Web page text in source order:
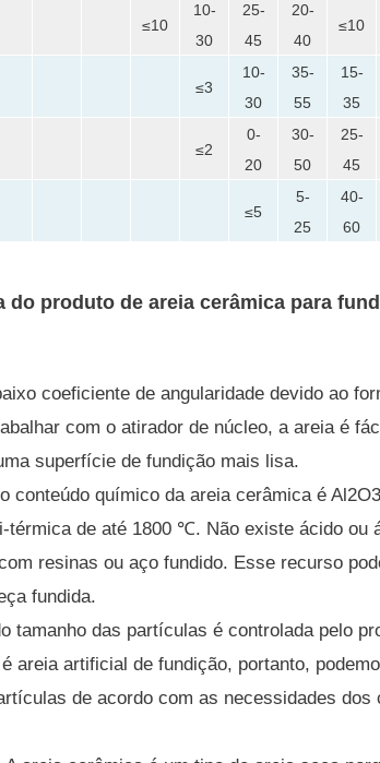
≤10
10-
30
25-
45
20-
40
≤10
≤3
10-
30
35-
55
15-
35
≤2
0-
20
30-
50
25-
45
≤5
5-
25
40-
60
do produto de areia cerâmica para
coeficiente de angularidade devido ao
com o atirador de núcleo, a areia é
superfície de fundição mais lisa.
conteúdo químico da areia cerâmica é
térmica de até 1800 ℃. Não existe ácido ou
resinas ou aço fundido. Esse recurso
fundida.
tamanho das partículas é controlada pelo
areia artificial de fundição, portanto,
de acordo com as necessidades dos